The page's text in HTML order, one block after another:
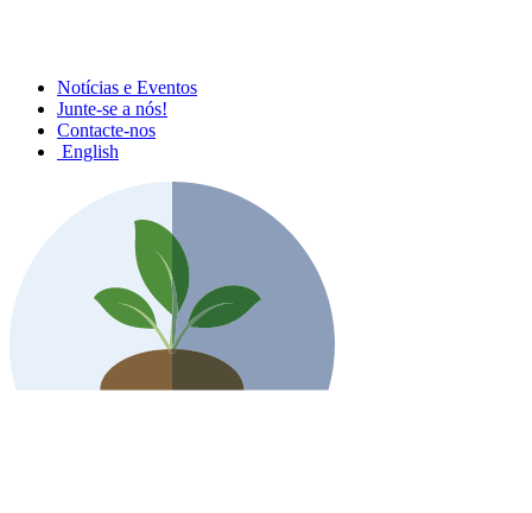
Notícias e Eventos
Junte-se a nós!
Contacte-nos
English